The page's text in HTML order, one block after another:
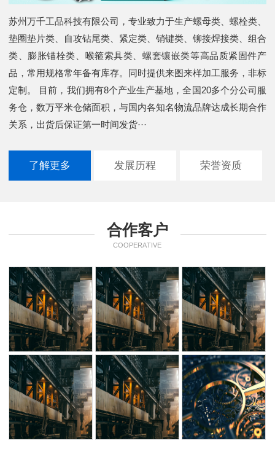
苏州万千工品科技有限公司，专业致力于生产螺母类、螺栓类、
垫圈垫片类、自攻钻尾类、紧定类、销键类、铆接焊接类、组合
类、膨胀锚栓类、喉箍索具类、螺套镶嵌类等高品质紧固件产
品，常用规格常年备有库存。同时提供来图来样加工服务，非标
定制。 目前，我们拥有8个产业生产基地，全国20多个分公司服
务仓，数万平米仓储面积，与国内各知名物流品牌达成长期合作
关系，出货后保证第一时间发货···
了解更多 发展历程 荣誉资质
合作客户
COOPERATIVE